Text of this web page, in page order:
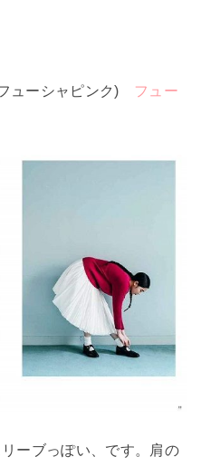
ューシャピンク)
フュー
ーブっぽい、です。肩の